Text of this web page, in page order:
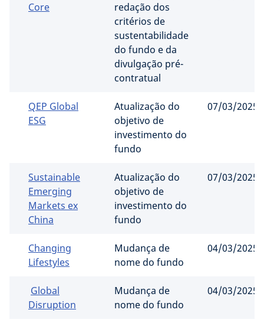
Core
redação dos
critérios de
sustentabilidade
do fundo e da
divulgação pré-
contratual
QEP Global
ESG
Atualização do
objetivo de
investimento do
fundo
07/03/2025
Sustainable
Emerging
Markets ex
China
Atualização do
objetivo de
investimento do
fundo
07/03/2025
Changing
Lifestyles
Mudança de
nome do fundo
04/03/2025
Global
Disruption
Mudança de
nome do fundo
04/03/2025